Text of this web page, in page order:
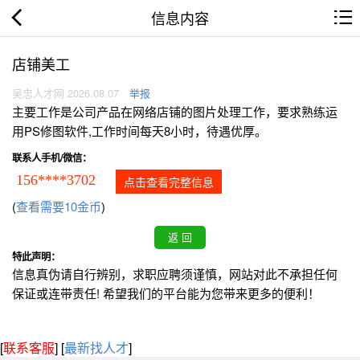
信息内容
店铺美工
吴忠人才网 2026.08.07 举报
主要工作是公司产品在网络店铺的图片处理工作，要求熟练运
用PS修图软件,工作时间每天8小时，待遇优厚。
联系人手机/微信：
156****3702 点击查看完整信息
(查看需要10金币)
特此声明：
信息真伪请自行辨别，求职应聘须谨慎，网站对此不承担任何
保证或连带责任! 希望我们的平台能为您带来更多的便利！
[联系客服] [最新找人才]